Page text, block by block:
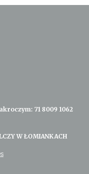
71 8009 1062
W ŁOMIANKACH